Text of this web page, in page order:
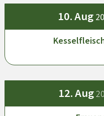
10.Aug
12.Aug